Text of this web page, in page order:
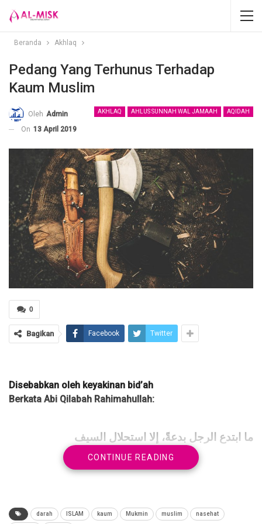
Beranda Akhlaq
Pedang Yang Terhunus Terhadap
Kaum Muslim
AKHLAQ AHLUS SUNNAH WAL JAMAAH AQIDAH
Oleh Admin
On 13 April 2019
0
Bagikan Facebook Twitter
Disebabkan oleh keyakinan bid’ah
Berkata Abi Qilabah Rahimahullah:
ما ابتدع الرجل بدعةً، إلا استحلال السيف
pedang.
CONTINUE READING
darah ISLAM kaum Mukmin muslim nasehat